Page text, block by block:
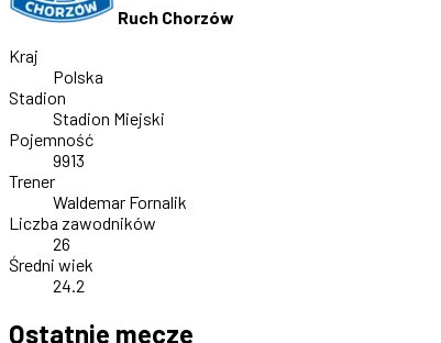
Ruch Chorzów
Kraj
Polska
Stadion
Stadion Miejski
Pojemność
9913
Trener
Waldemar Fornalik
Liczba zawodników
26
Średni wiek
24.2
Ostatnie mecze